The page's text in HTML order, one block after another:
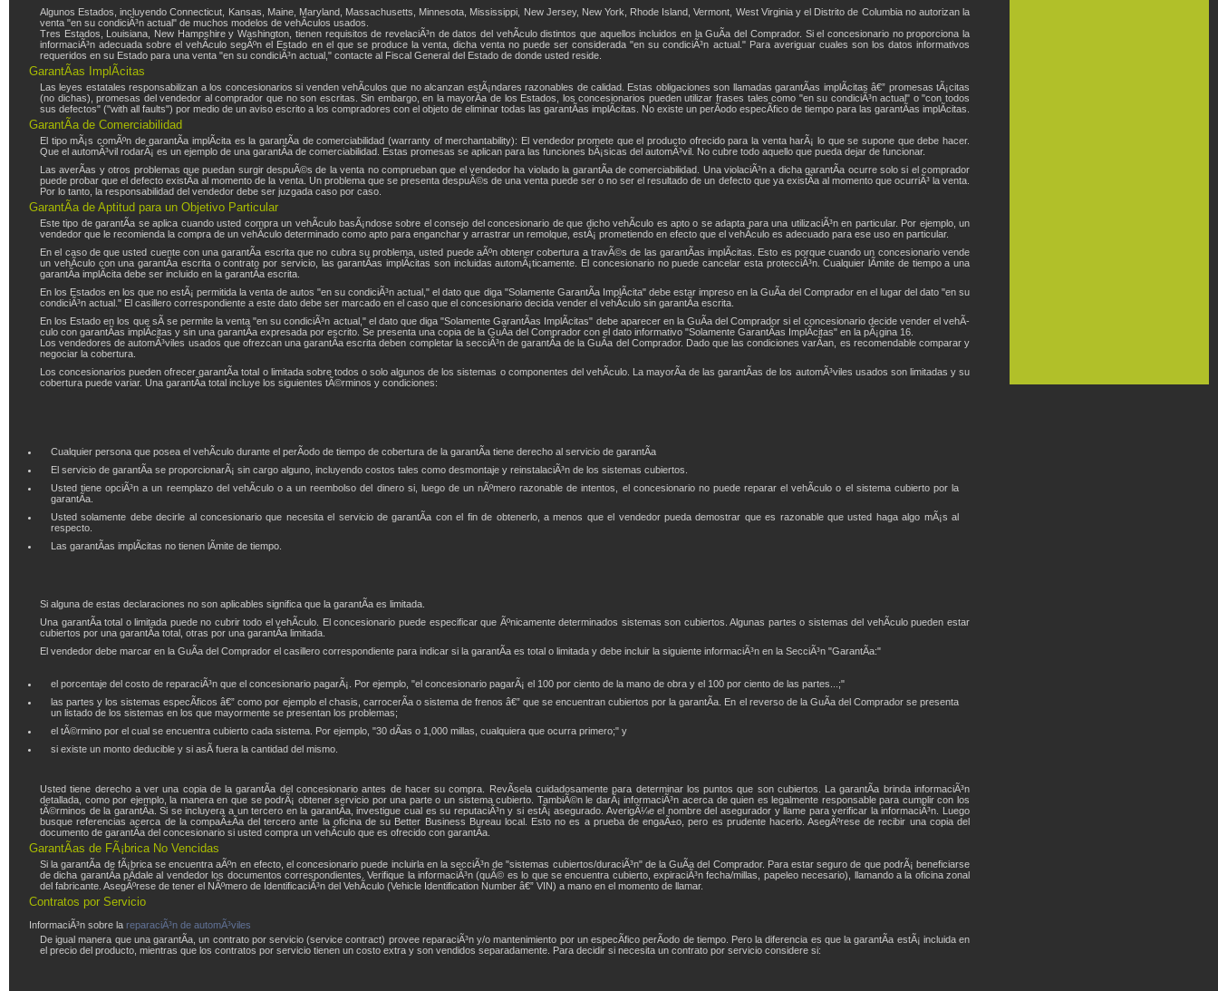
Algunos Estados, incluyendo Connecticut, Kansas, Maine, Maryland, Massachusetts, Minnesota, Mississippi, New Jersey, New York, Rhode Island, Vermont, West Virginia y el Distrito de Columbia no autorizan la
venta "en su condiciÃ³n actual" de muchos modelos de vehÃ­culos usados.
Tres Estados, Louisiana, New Hampshire y Washington, tienen requisitos de revelaciÃ³n de datos del vehÃ­culo distintos que aquellos incluidos en la GuÃ­a del Comprador. Si el concesionario no proporciona la
informaciÃ³n adecuada sobre el vehÃ­culo segÃºn el Estado en el que se produce la venta, dicha venta no puede ser considerada "en su condiciÃ³n actual." Para averiguar cuales son los datos informativos
requeridos en su Estado para una venta "en su condiciÃ³n actual," contacte al Fiscal General del Estado de donde usted reside.
GarantÃ­as ImplÃ­citas
Las leyes estatales responsabilizan a los concesionarios si venden vehÃ­culos que no alcanzan estÃ¡ndares razonables de calidad. Estas obligaciones son llamadas garantÃ­as implÃ­citas â€” promesas tÃ¡citas
(no dichas), promesas del vendedor al comprador que no son escritas. Sin embargo, en la mayorÃ­a de los Estados, los concesionarios pueden utilizar frases tales como "en su condiciÃ³n actual" o "con todos
sus defectos" ("with all faults") por medio de un aviso escrito a los compradores con el objeto de eliminar todas las garantÃ­as implÃ­citas. No existe un perÃ­odo especÃ­fico de tiempo para las garantÃ­as implÃ­citas.
GarantÃ­a de Comerciabilidad
El tipo mÃ¡s comÃºn de garantÃ­a implÃ­cita es la garantÃ­a de comerciabilidad (warranty of merchantability): El vendedor promete que el producto ofrecido para la venta harÃ¡ lo que se supone que debe hacer.
Que el automÃ³vil rodarÃ¡ es un ejemplo de una garantÃ­a de comerciabilidad. Estas promesas se aplican para las funciones bÃ¡sicas del automÃ³vil. No cubre todo aquello que pueda dejar de funcionar.
Las averÃ­as y otros problemas que puedan surgir despuÃ©s de la venta no comprueban que el vendedor ha violado la garantÃ­a de comerciabilidad. Una violaciÃ³n a dicha garantÃ­a ocurre solo si el comprador
puede probar que el defecto existÃ­a al momento de la venta. Un problema que se presenta despuÃ©s de una venta puede ser o no ser el resultado de un defecto que ya existÃ­a al momento que ocurriÃ³ la venta.
Por lo tanto, la responsabilidad del vendedor debe ser juzgada caso por caso.
GarantÃ­a de Aptitud para un Objetivo Particular
Este tipo de garantÃ­a se aplica cuando usted compra un vehÃ­culo basÃ¡ndose sobre el consejo del concesionario de que dicho vehÃ­culo es apto o se adapta para una utilizaciÃ³n en particular. Por ejemplo, un
vendedor que le recomienda la compra de un vehÃ­culo determinado como apto para enganchar y arrastrar un remolque, estÃ¡ prometiendo en efecto que el vehÃ­culo es adecuado para ese uso en particular.
En el caso de que usted cuente con una garantÃ­a escrita que no cubra su problema, usted puede aÃºn obtener cobertura a travÃ©s de las garantÃ­as implÃ­citas. Esto es porque cuando un concesionario vende
un vehÃ­culo con una garantÃ­a escrita o contrato por servicio, las garantÃ­as implÃ­citas son incluidas automÃ¡ticamente. El concesionario no puede cancelar esta protecciÃ³n. Cualquier lÃ­mite de tiempo a una
garantÃ­a implÃ­cita debe ser incluido en la garantÃ­a escrita.
En los Estados en los que no estÃ¡ permitida la venta de autos "en su condiciÃ³n actual," el dato que diga "Solamente GarantÃ­a ImplÃ­cita" debe estar impreso en la GuÃ­a del Comprador en el lugar del dato "en su
condiciÃ³n actual." El casillero correspondiente a este dato debe ser marcado en el caso que el concesionario decida vender el vehÃ­culo sin garantÃ­a escrita.
En los Estado en los que sÃ­ se permite la venta "en su condiciÃ³n actual," el dato que diga "Solamente GarantÃ­as ImplÃ­citas" debe aparecer en la GuÃ­a del Comprador si el concesionario decide vender el vehÃ­
culo con garantÃ­as implÃ­citas y sin una garantÃ­a expresada por escrito. Se presenta una copia de la GuÃ­a del Comprador con el dato informativo "Solamente GarantÃ­as ImplÃ­citas" en la pÃ¡gina 16.
Los vendedores de automÃ³viles usados que ofrezcan una garantÃ­a escrita deben completar la secciÃ³n de garantÃ­a de la GuÃ­a del Comprador. Dado que las condiciones varÃ­an, es recomendable comparar y
negociar la cobertura.
Los concesionarios pueden ofrecer garantÃ­a total o limitada sobre todos o solo algunos de los sistemas o componentes del vehÃ­culo. La mayorÃ­a de las garantÃ­as de los automÃ³viles usados son limitadas y su
cobertura puede variar. Una garantÃ­a total incluye los siguientes tÃ©rminos y condiciones:
Cualquier persona que posea el vehÃ­culo durante el perÃ­odo de tiempo de cobertura de la garantÃ­a tiene derecho al servicio de garantÃ­a
El servicio de garantÃ­a se proporcionarÃ¡ sin cargo alguno, incluyendo costos tales como desmontaje y reinstalaciÃ³n de los sistemas cubiertos.
Usted tiene opciÃ³n a un reemplazo del vehÃ­culo o a un reembolso del dinero si, luego de un nÃºmero razonable de intentos, el concesionario no puede reparar el vehÃ­culo o el sistema cubierto por la
garantÃ­a.
Usted solamente debe decirle al concesionario que necesita el servicio de garantÃ­a con el fin de obtenerlo, a menos que el vendedor pueda demostrar que es razonable que usted haga algo mÃ¡s al
respecto.
Las garantÃ­as implÃ­citas no tienen lÃ­mite de tiempo.
Si alguna de estas declaraciones no son aplicables significa que la garantÃ­a es limitada.
Una garantÃ­a total o limitada puede no cubrir todo el vehÃ­culo. El concesionario puede especificar que Ãºnicamente determinados sistemas son cubiertos. Algunas partes o sistemas del vehÃ­culo pueden estar
cubiertos por una garantÃ­a total, otras por una garantÃ­a limitada.
El vendedor debe marcar en la GuÃ­a del Comprador el casillero correspondiente para indicar si la garantÃ­a es total o limitada y debe incluir la siguiente informaciÃ³n en la SecciÃ³n "GarantÃ­a:"
el porcentaje del costo de reparaciÃ³n que el concesionario pagarÃ¡. Por ejemplo, "el concesionario pagarÃ¡ el 100 por ciento de la mano de obra y el 100 por ciento de las partes...;"
las partes y los sistemas especÃ­ficos â€” como por ejemplo el chasis, carrocerÃ­a o sistema de frenos â€” que se encuentran cubiertos por la garantÃ­a. En el reverso de la GuÃ­a del Comprador se presenta
un listado de los sistemas en los que mayormente se presentan los problemas;
el tÃ©rmino por el cual se encuentra cubierto cada sistema. Por ejemplo, "30 dÃ­as o 1,000 millas, cualquiera que ocurra primero;" y
si existe un monto deducible y si asÃ­ fuera la cantidad del mismo.
Usted tiene derecho a ver una copia de la garantÃ­a del concesionario antes de hacer su compra. RevÃ­sela cuidadosamente para determinar los puntos que son cubiertos. La garantÃ­a brinda informaciÃ³n
detallada, como por ejemplo, la manera en que se podrÃ¡ obtener servicio por una parte o un sistema cubierto. TambiÃ©n le darÃ¡ informaciÃ³n acerca de quien es legalmente responsable para cumplir con los
tÃ©rminos de la garantÃ­a. Si se incluyera a un tercero en la garantÃ­a, investigue cual es su reputaciÃ³n y si estÃ¡ asegurado. AverigÃ¼e el nombre del asegurador y llame para verificar la informaciÃ³n. Luego
busque referencias acerca de la compaÃ±Ã­a del tercero ante la oficina de su Better Business Bureau local. Esto no es a prueba de engaÃ±o, pero es prudente hacerlo. AsegÃºrese de recibir una copia del
documento de garantÃ­a del concesionario si usted compra un vehÃ­culo que es ofrecido con garantÃ­a.
GarantÃ­as de FÃ¡brica No Vencidas
Si la garantÃ­a de fÃ¡brica se encuentra aÃºn en efecto, el concesionario puede incluirla en la secciÃ³n de "sistemas cubiertos/duraciÃ³n" de la GuÃ­a del Comprador. Para estar seguro de que podrÃ¡ beneficiarse
de dicha garantÃ­a pÃ­dale al vendedor los documentos correspondientes. Verifique la informaciÃ³n (quÃ© es lo que se encuentra cubierto, expiraciÃ³n fecha/millas, papeleo necesario), llamando a la oficina zonal
del fabricante. AsegÃºrese de tener el NÃºmero de IdentificaciÃ³n del VehÃ­culo (Vehicle Identification Number â€” VIN) a mano en el momento de llamar.
Contratos por Servicio
InformaciÃ³n sobre la reparaciÃ³n de automÃ³viles
De igual manera que una garantÃ­a, un contrato por servicio (service contract) provee reparaciÃ³n y/o mantenimiento por un especÃ­fico perÃ­odo de tiempo. Pero la diferencia es que la garantÃ­a estÃ¡ incluida en
el precio del producto, mientras que los contratos por servicio tienen un costo extra y son vendidos separadamente. Para decidir si necesita un contrato por servicio considere si: